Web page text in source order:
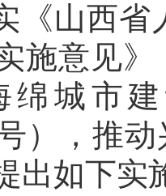
《山西
施意见》
绵城市
号），推
出如下实